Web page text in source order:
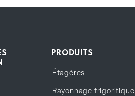
PRODUITS
Étagères
Rayonnage frigorifique